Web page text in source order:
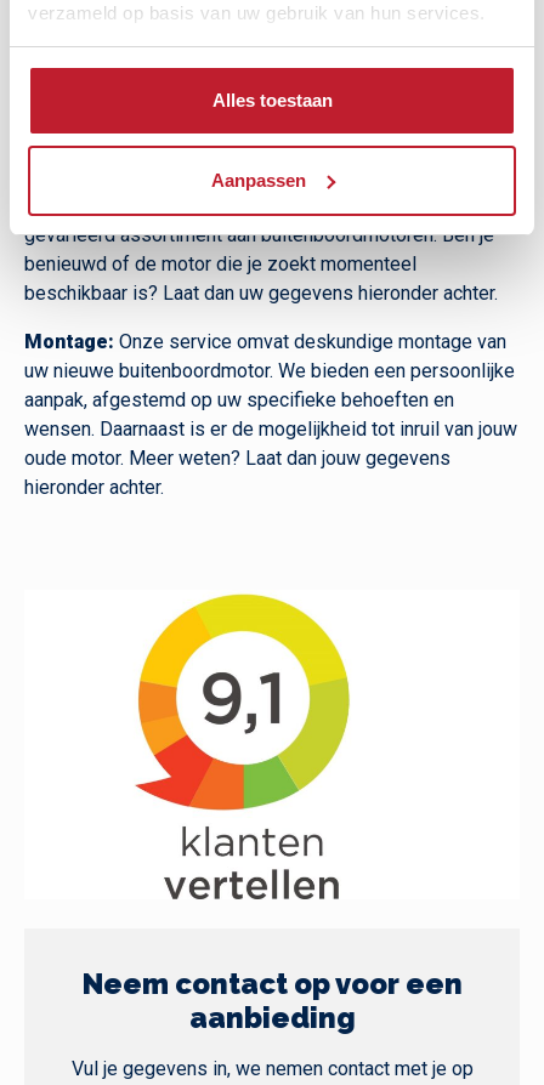
verzameld op basis van uw gebruik van hun services.
Alles toestaan
Aanpassen
Levertijden en montage
gevarieerd assortiment aan buitenboordmotoren. Ben je
benieuwd of de motor die je zoekt momenteel
beschikbaar is? Laat dan uw gegevens hieronder achter.
Montage: Onze service omvat deskundige montage van
uw nieuwe buitenboordmotor. We bieden een persoonlijke
aanpak, afgestemd op uw specifieke behoeften en
wensen. Daarnaast is er de mogelijkheid tot inruil van jouw
oude motor. Meer weten? Laat dan jouw gegevens
hieronder achter.
Neem contact op voor een
aanbieding
Vul je gegevens in, we nemen contact met je op